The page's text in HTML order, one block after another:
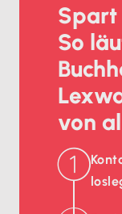
Spart
So
von